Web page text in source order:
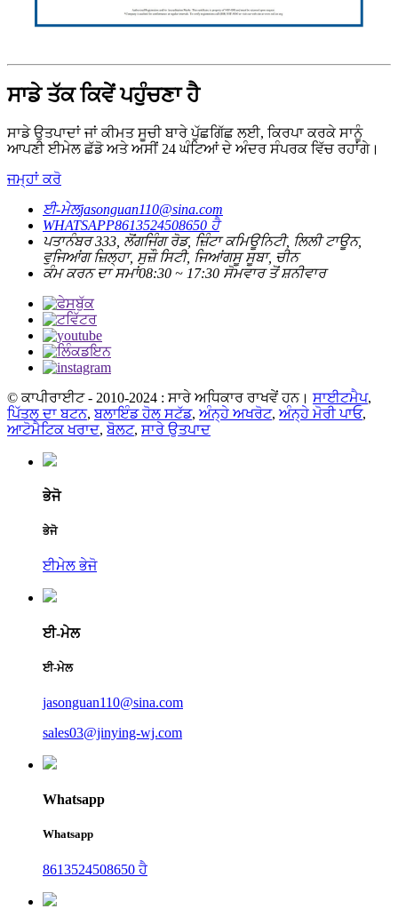
ਸਾਡੇ ਤੱਕ ਕਿਵੇਂ ਪਹੁੰਚਣਾ ਹੈ
ਸਾਡੇ ਉਤਪਾਦਾਂ ਜਾਂ ਕੀਮਤ ਸੂਚੀ ਬਾਰੇ ਪੁੱਛਗਿੱਛ ਲਈ, ਕਿਰਪਾ ਕਰਕੇ ਸਾਨੂੰ
ਆਪਣੀ ਈਮੇਲ ਛੱਡੋ ਅਤੇ ਅਸੀਂ 24 ਘੰਟਿਆਂ ਦੇ ਅੰਦਰ ਸੰਪਰਕ ਵਿੱਚ ਰਹਾਂਗੇ।
ਜਮ੍ਹਾਂ ਕਰੋ
ਈ-ਮੇਲjasonguan110@sina.com
WHATSAPP8613524508650 ਹੈ
ਪਤਾਨੰਬਰ 333, ਲੋਂਗਜਿੰਗ ਰੋਡ, ਜ਼ਿੰਟਾ ਕਮਿਊਨਿਟੀ, ਲਿਲੀ ਟਾਊਨ,
ਵੁਜਿਆਂਗ ਜ਼ਿਲ੍ਹਾ, ਸੁਜ਼ੌ ਸਿਟੀ, ਜਿਆਂਗਸੂ ਸੂਬਾ, ਚੀਨ
ਕੰਮ ਕਰਨ ਦਾ ਸਮਾਂ08:30 ~ 17:30 ਸੋਮਵਾਰ ਤੋਂ ਸ਼ਨੀਵਾਰ
© ਕਾਪੀਰਾਈਟ - 2010-2024 : ਸਾਰੇ ਅਧਿਕਾਰ ਰਾਖਵੇਂ ਹਨ। ਸਾਈਟਮੈਪ,
ਪਿੱਤਲ ਦਾ ਬਟਨ,ਬਲਾਇੰਡ ਹੋਲ ਸਟੱਡ, ਅੰਨ੍ਹੇ ਅਖਰੋਟ, ਅੰਨ੍ਹੇ ਮੋਰੀ ਪਾਓ,
ਆਟੋਮੈਟਿਕ ਖਰਾਦ,ਬੋਲਟ, ਸਾਰੇ ਉਤਪਾਦ
ਭੇਜੋ
ਭੇਜੋ
ਈਮੇਲ ਭੇਜੋ
ਈ-ਮੇਲ
ਈ-ਮੇਲ
jasonguan110@sina.com
sales03@jinying-wj.com
Whatsapp
Whatsapp
8613524508650 ਹੈ